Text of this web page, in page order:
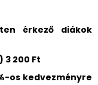
érkező diákok
3 200 Ft
os kedvezményre